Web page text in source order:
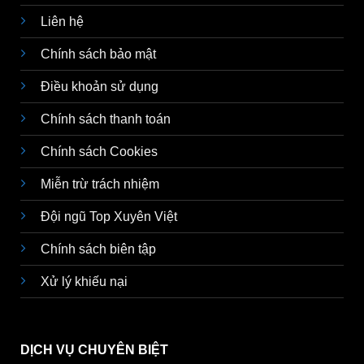
Liên hệ
Chính sách bảo mật
Điều khoản sử dụng
Chính sách thanh toán
Chính sách Cookies
Miễn trừ trách nhiệm
Đội ngũ Top Xuyên Việt
Chính sách biên tập
Xử lý khiếu nại
DỊCH VỤ CHUYÊN BIỆT